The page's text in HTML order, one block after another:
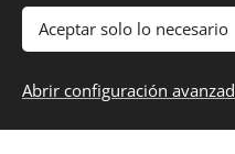
www.moda-
Aceptar solo lo necesario
Abrir configuración